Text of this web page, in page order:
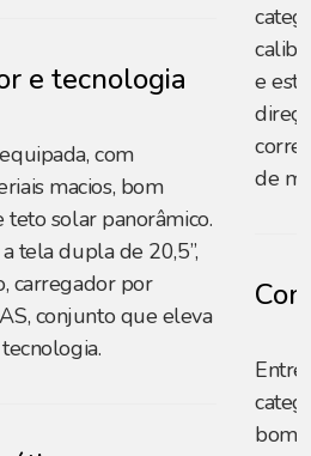
e tecnologia
com
macios, bom
teto solar panorâmico.
tela dupla de 20,5”,
carregador por
conjunto que eleva
e
de
bom